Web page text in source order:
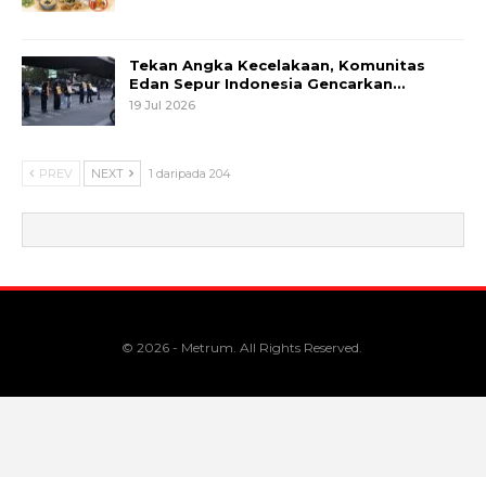
Tekan Angka Kecelakaan, Komunitas
Edan Sepur Indonesia Gencarkan…
19 Jul 2026
PREV NEXT 1 daripada 204
© 2026 - Metrum. All Rights Reserved.